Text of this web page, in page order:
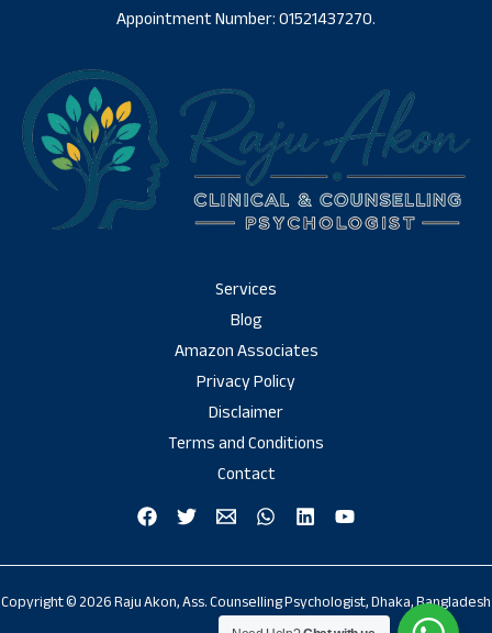
Appointment Number: 01521437270.
Services
Blog
Amazon Associates
Privacy Policy
Disclaimer
Terms and Conditions
Contact
Copyright © 2026 Raju Akon, Ass. Counselling Psychologist, Dhaka, Bangladesh